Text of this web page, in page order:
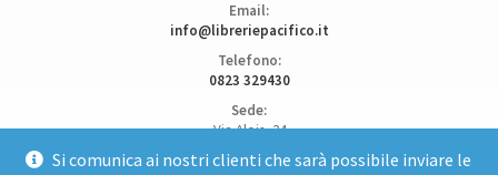
Si comunica ai nostri clienti che sarà possibile inviare le
Email:
info@libreriepacifico.it
Telefono:
0823 329430
Sede:
Via Alois, 24
81100 Caserta